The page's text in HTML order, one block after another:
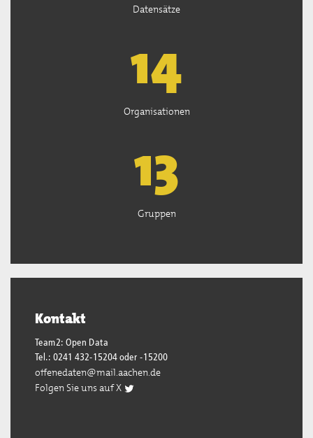
Datensätze
15
Organisationen
13
Gruppen
Kontakt
Team2: Open Data
Tel.: 0241 432-15204 oder -15200
offenedaten@mail.aachen.de
Folgen Sie uns auf X